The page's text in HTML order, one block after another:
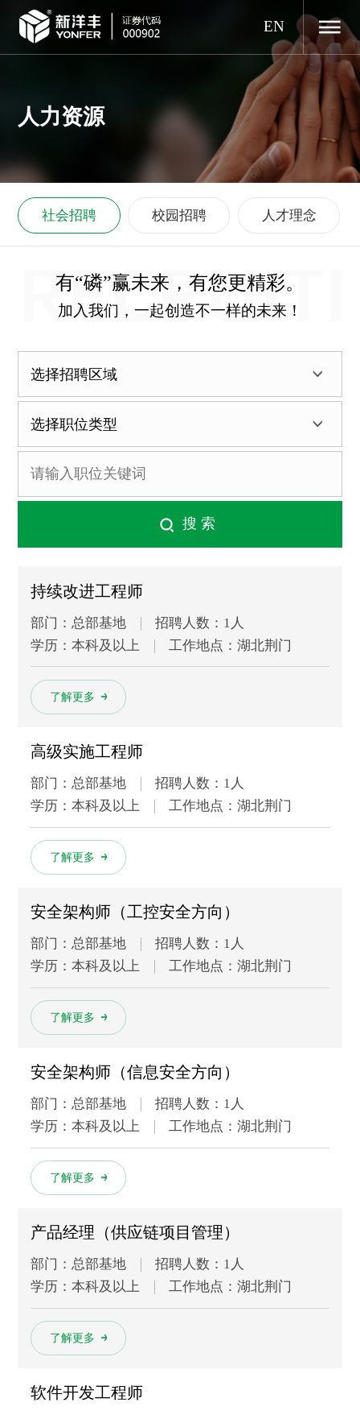
EN
人力资源
社会招聘 校园招聘 人才理念
有“磷”赢未来，有您更精彩。
加入我们，一起创造不一样的未来！
持续改进工程师
部门：总部基地
招聘人数：1人
学历：本科及以上
工作地点：湖北荆门
了解更多
高级实施工程师
部门：总部基地
招聘人数：1人
学历：本科及以上
工作地点：湖北荆门
了解更多
安全架构师（工控安全方向）
部门：总部基地
招聘人数：1人
学历：本科及以上
工作地点：湖北荆门
了解更多
安全架构师（信息安全方向）
部门：总部基地
招聘人数：1人
学历：本科及以上
工作地点：湖北荆门
了解更多
产品经理（供应链项目管理）
部门：总部基地
招聘人数：1人
学历：本科及以上
工作地点：湖北荆门
了解更多
软件开发工程师